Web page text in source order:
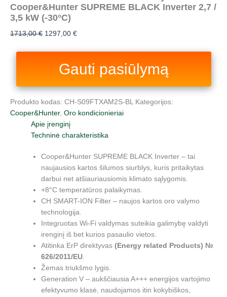
Cooper&Hunter SUPREME BLACK Inverter 2,7 /
3,5 kW (-30°C)
1713,00€ 1297,00 €
Gauti pasiūlymą
Produkto kodas: CH-S09FTXAM2S-BL
Kategorijos:
Cooper&Hunter, Oro kondicionieriai
Apie įrenginį
Techninė charakteristika
Cooper&Hunter SUPREME BLACK Inverter – tai
naujausios kartos šilumos siurblys, kuris pritaikytas
darbui net atšiauriausiomis klimato sąlygomis.
+8°C temperatūros palaikymas.
CH SMART-ION Filter – naujos kartos oro valymo
technologija.
Integruotas Wi-Fi valdymas suteikia galimybę valdyti
irenginį iš bet kurios pasaulio vietos.
Atitinka ErP direktyvas(Energy related Products) №
626/2011/EU.
Žemas triukšmo lygis.
Generation V – aukščiausia A+++ energijos vartojimo
efektyvumo klasė, naudojamos itin kokybiškos,